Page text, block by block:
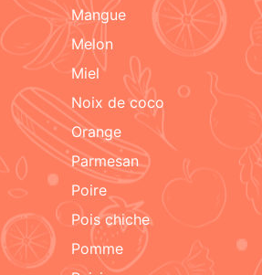
mangue
melon
miel
noix de coco
orange
parmesan
poire
pois chiche
pomme